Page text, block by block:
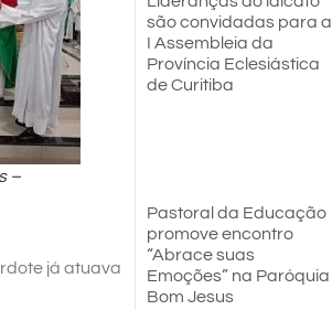
–
já atuava
são convidadas para a
I Assembleia da
Província Eclesiástica
de Curitiba
Pastoral da Educação
promove encontro
“Abrace suas
Emoções” na Paróquia
Bom Jesus